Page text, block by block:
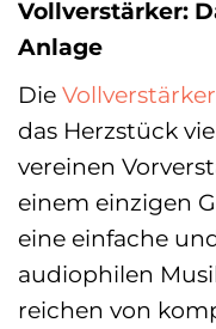
Vollverstärker:
Anlage
Die Vollverstärker
das Herzstück
vereinen
einem einzigen
eine einfache
audiophilen
reichen von